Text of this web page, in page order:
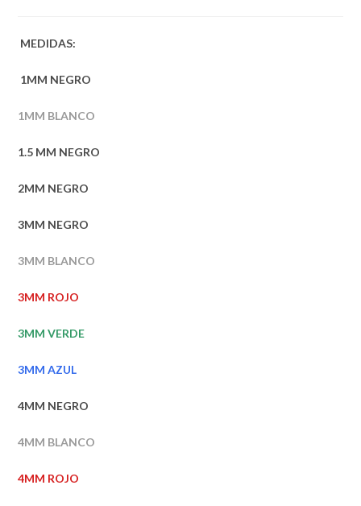
MEDIDAS:
1MM NEGRO
1MM BLANCO
1.5 MM NEGRO
2MM NEGRO
3MM NEGRO
3MM BLANCO
3MM ROJO
3MM VERDE
3MM AZUL
4MM NEGRO
4MM BLANCO
4MM ROJO